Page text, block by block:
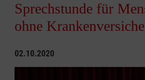
Sprechstunde für
ohne
02.10.2020